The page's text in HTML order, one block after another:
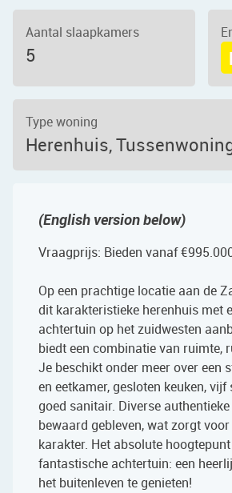
Aantal slaapkamers
5
Type woning
Herenhuis,
(English version below)
Vraagprijs: Bieden vanaf
Op een prachtige locatie aan de
dit karakteristieke herenhuis met
achtertuin op het zuidwesten
biedt een combinatie van ruimte,
Je beschikt onder meer over een
en eetkamer, gesloten keuken,
goed sanitair. Diverse
bewaard gebleven, wat zorgt
karakter. Het absolute
fantastische achtertuin: een
het buitenleven te genieten!